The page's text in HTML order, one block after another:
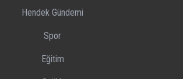
Hendek Gündemi
Spor
Eğitim